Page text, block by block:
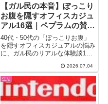
【ガル民の本音】ぽっこり
お腹を隠すオフィスカジュ
アル16選｜ペプラムの賛
否・インしないテク・実例
コーデ画像
40代・50代の「ぽっこりお腹」
を隠すオフィスカジュアルの悩み
に、ガル民のリアルな体験談16
太りする？の賛否両論から、イン
しない丈感の選び方、実例コーデ
画像、矯正下着まで、検索しても
出てこない本音を一気にチェック
できます。
2026.07.04
生活